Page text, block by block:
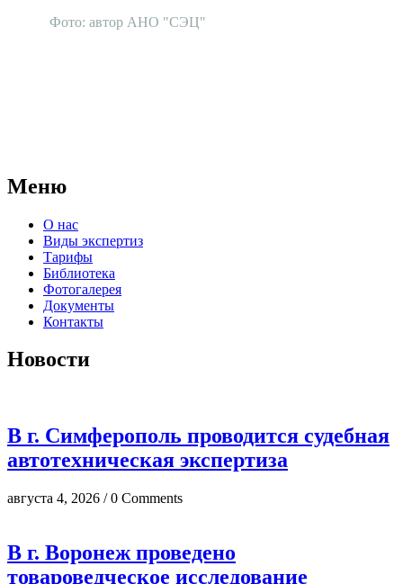
Фото: автор АНО "СЭЦ"
Меню
О нас
Виды экспертиз
Тарифы
Библиотека
Фотогалерея
Документы
Контакты
Новости
В г. Симферополь проводится судебная
автотехническая экспертиза
августа 4, 2026 / 0 Comments
В г. Воронеж проведено
товароведческое исследование